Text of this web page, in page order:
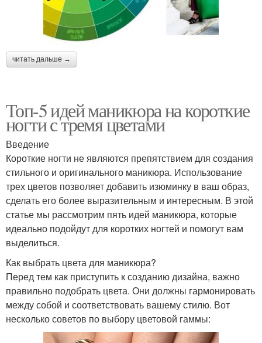
читать дальше →
Топ-5 идей маникюра на короткие
ногти с тремя цветами
Введение
Короткие ногти не являются препятствием для создания
стильного и оригинального маникюра. Использование
трех цветов позволяет добавить изюминку в ваш образ,
сделать его более выразительным и интересным. В этой
статье мы рассмотрим пять идей маникюра, которые
идеально подойдут для коротких ногтей и помогут вам
выделиться.
Как выбрать цвета для маникюра?
Перед тем как приступить к созданию дизайна, важно
правильно подобрать цвета. Они должны гармонировать
между собой и соответствовать вашему стилю. Вот
несколько советов по выбору цветовой гаммы: